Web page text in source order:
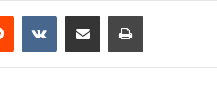
Reddit VKontakteShare via Email Print